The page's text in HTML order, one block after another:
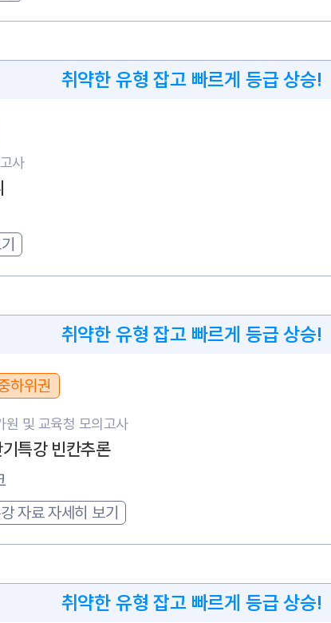
취약한 유형 잡고 빠르게 등급 상승!
사
취약한 유형 잡고 빠르게 등급 상승!
하위권
원 및 교육청 모의고사
특강 빈칸추론
자료 자세히 보기
취약한 유형 잡고 빠르게 등급 상승!